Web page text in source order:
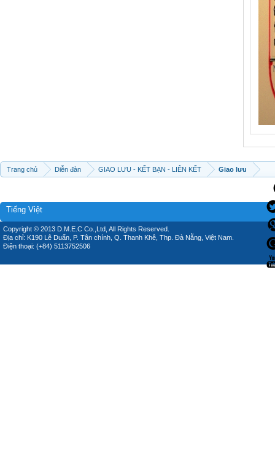
Trang chủ Diễn đàn GIAO LƯU - KẾT BẠN - LIÊN KẾT Giao lưu
Tiếng Việt
Copyright © 2013 D.M.E.C Co.,Ltd, All Rights Reserved.
Địa chỉ: K190 Lê Duẩn, P. Tân chính, Q. Thanh Khê, Thp. Đà Nẵng, Việt Nam.
Điện thoại: (+84) 5113752506